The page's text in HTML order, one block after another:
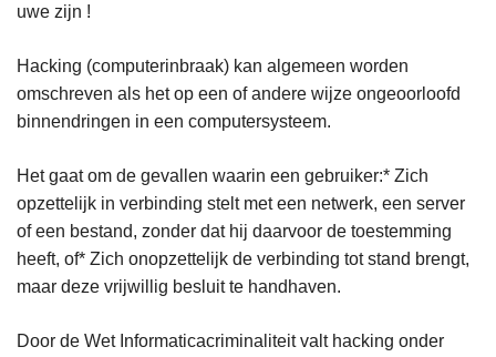
uwe zijn !
Hacking (computerinbraak) kan algemeen worden
omschreven als het op een of andere wijze ongeoorloofd
binnendringen in een computersysteem.
Het gaat om de gevallen waarin een gebruiker:* Zich
opzettelijk in verbinding stelt met een netwerk, een server
of een bestand, zonder dat hij daarvoor de toestemming
heeft, of* Zich onopzettelijk de verbinding tot stand brengt,
maar deze vrijwillig besluit te handhaven.
Door de Wet Informaticacriminaliteit valt hacking onder